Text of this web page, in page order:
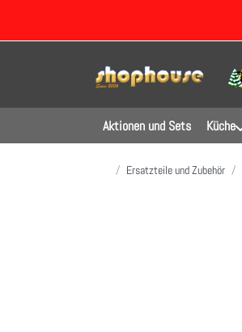
Aktionen und Sets Küche
Startseite
Ersatzteile und Zubehör